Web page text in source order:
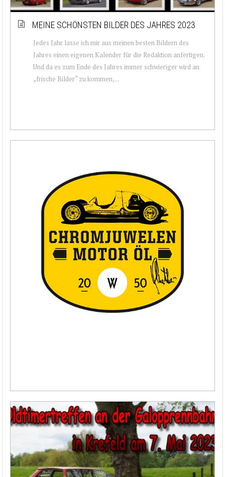
MEINE SCHÖNSTEN BILDER DES JAHRES 2023
Jedes Jahr lasse ich mir aus meinen besten Bildern des
Jahres einen eigenen Kalender für die Redaktion anfertigen.
Und da es zum Ende des Jahres immer schwieriger wird an
„frische Bilder“ zu kommen, ...